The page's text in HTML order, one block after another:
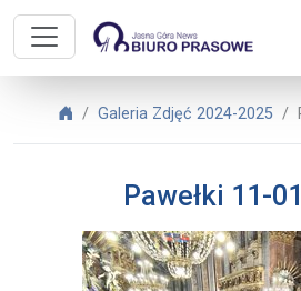
Biuro Prasowe
Biuro Prasowe Jasnej Góry
Galeria Zdjęć 2024-2025
Pawełki 11-